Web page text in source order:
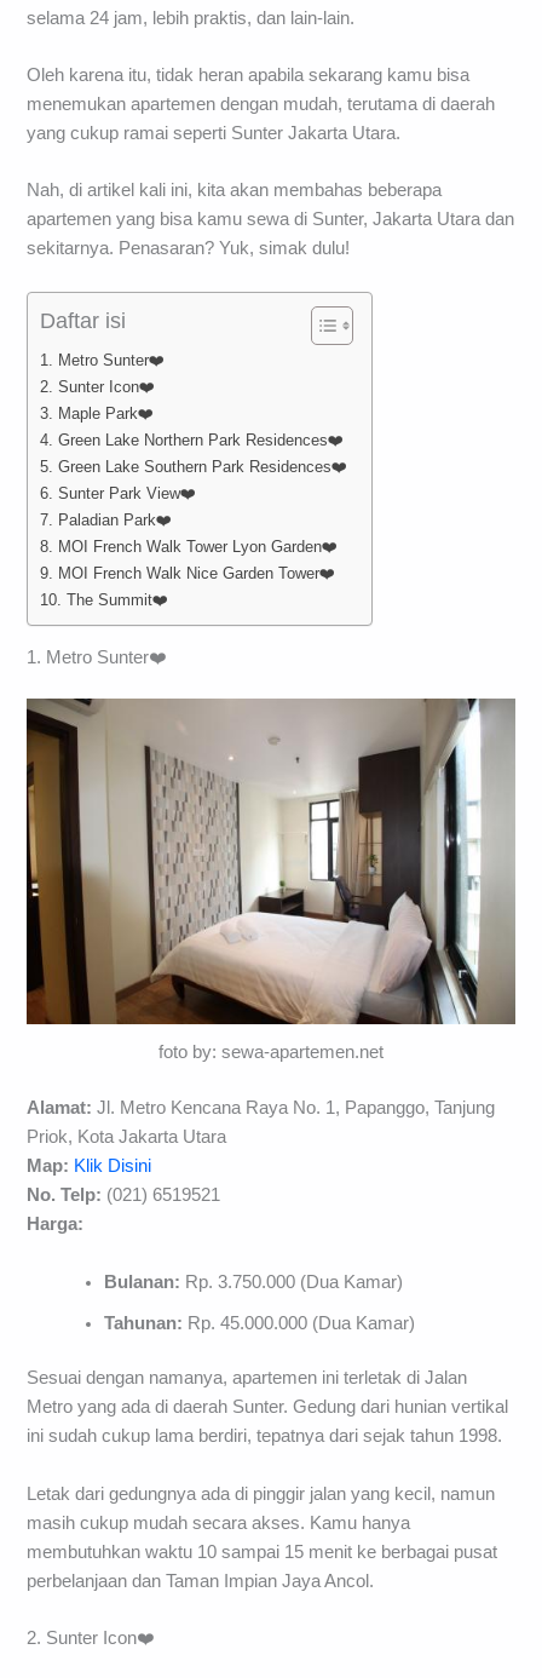
selama 24 jam, lebih praktis, dan lain-lain.
Oleh karena itu, tidak heran apabila sekarang kamu bisa
menemukan apartemen dengan mudah, terutama di daerah
yang cukup ramai seperti Sunter Jakarta Utara.
Nah, di artikel kali ini, kita akan membahas beberapa
apartemen yang bisa kamu sewa di Sunter, Jakarta Utara dan
sekitarnya. Penasaran? Yuk, simak dulu!
Daftar isi
1. Metro Sunter❤️
2. Sunter Icon❤️
3. Maple Park❤️
4. Green Lake Northern Park Residences❤️
5. Green Lake Southern Park Residences❤️
6. Sunter Park View❤️
7. Paladian Park❤️
8. MOI French Walk Tower Lyon Garden❤️
9. MOI French Walk Nice Garden Tower❤️
10. The Summit❤️
1. Metro Sunter❤️
foto by: sewa-apartemen.net
Alamat:Jl. Metro Kencana Raya No. 1, Papanggo, Tanjung
Priok, Kota Jakarta Utara
Map: Klik Disini
No. Telp: (021) 6519521
Harga:
Bulanan: Rp. 3.750.000 (Dua Kamar)
Tahunan: Rp. 45.000.000 (Dua Kamar)
Sesuai dengan namanya, apartemen ini terletak di Jalan
Metro yang ada di daerah Sunter. Gedung dari hunian vertikal
ini sudah cukup lama berdiri, tepatnya dari sejak tahun 1998.
Letak dari gedungnya ada di pinggir jalan yang kecil, namun
masih cukup mudah secara akses. Kamu hanya
membutuhkan waktu 10 sampai 15 menit ke berbagai pusat
perbelanjaan dan Taman Impian Jaya Ancol.
2. Sunter Icon❤️